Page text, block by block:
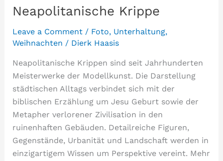
Neapolitanische Krippe
Leave a Comment / Foto, Unterhaltung,
Weihnachten / Dierk Haasis
Neapolitanische Krippen sind seit Jahrhunderten
Meisterwerke der Modellkunst. Die Darstellung
städtischen Alltags verbindet sich mit der
biblischen Erzählung um Jesu Geburt sowie der
Metapher verlorener Zivilisation in den
ruinenhaften Gebäuden. Detailreiche Figuren,
Gegenstände, Urbanität und Landschaft werden in
einzigartigem Wissen um Perspektive vereint. Mehr